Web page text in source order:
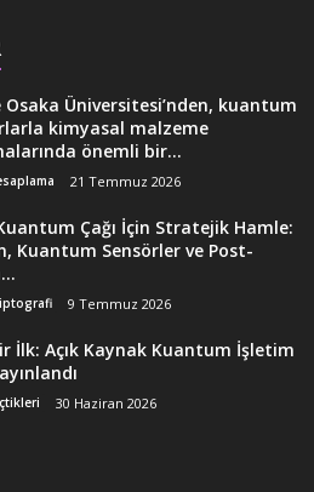
Osaka Üniversitesi’nden, kuantum
kimyasal malzeme
önemli bir...
21 Temmuz 2026
Çağı İçin Stratejik Hamle:
Kuantum Sensörler ve Post-
9 Temmuz 2026
İlk: Açık Kaynak Kuantum İşletim
30 Haziran 2026